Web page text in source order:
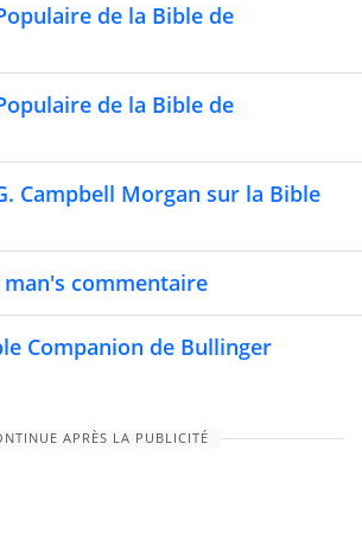
de la Bible de
de la Bible de
Campbell Morgan sur la Bible
commentaire
Companion de Bullinger
APRÈS LA PUBLICITÉ